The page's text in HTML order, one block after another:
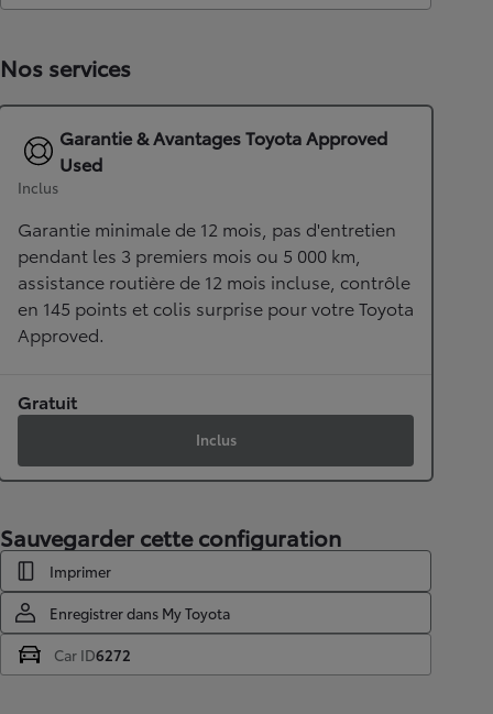
Nos services
Garantie & Avantages Toyota Approved
Used
Inclus
Garantie minimale de 12 mois, pas d'entretien
pendant les 3 premiers mois ou 5 000 km,
assistance routière de 12 mois incluse, contrôle
en 145 points et colis surprise pour votre Toyota
Approved.
Gratuit
Inclus
Sauvegarder cette configuration
Imprimer
Enregistrer dans My Toyota
Car ID6272